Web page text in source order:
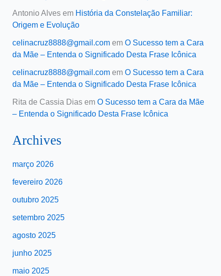
Antonio Alvesem História da Constelação Familiar:
Origem e Evolução
celinacruz8888@gmail.comem O Sucesso tem a Cara
da Mãe – Entenda o Significado Desta Frase Icônica
celinacruz8888@gmail.comem O Sucesso tem a Cara
da Mãe – Entenda o Significado Desta Frase Icônica
Rita de Cassia Diasem O Sucesso tem a Cara da Mãe
– Entenda o Significado Desta Frase Icônica
Archives
março 2026
fevereiro 2026
outubro 2025
setembro 2025
agosto 2025
junho 2025
maio 2025